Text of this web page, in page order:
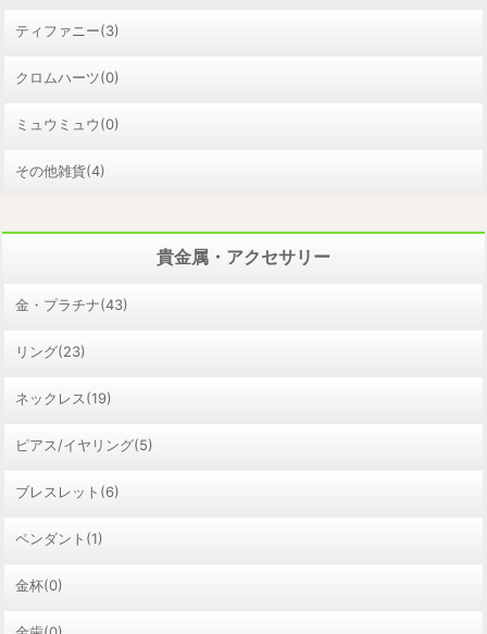
ティファニー(3)
クロムハーツ(0)
ミュウミュウ(0)
その他雑貨(4)
貴金属・アクセサリー
金・プラチナ(43)
リング(23)
ネックレス(19)
ピアス/イヤリング(5)
ブレスレット(6)
ペンダント(1)
金杯(0)